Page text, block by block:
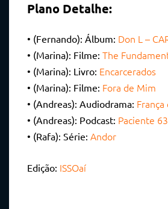
Plano Detalhe:
• (Fernando): Álbum: Don L –
• (Marina): Filme: The
• (Marina): Livro: Encarcerados
• (Marina): Filme: Fora de Mim
• (Andreas): Audiodrama:
• (Andreas): Podcast: Paciente 63
• (Rafa): Série: Andor
Edição: ISSOaí